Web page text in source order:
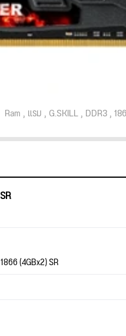
Ram แรม G.SKILL DDR3
(4GBx2) SR